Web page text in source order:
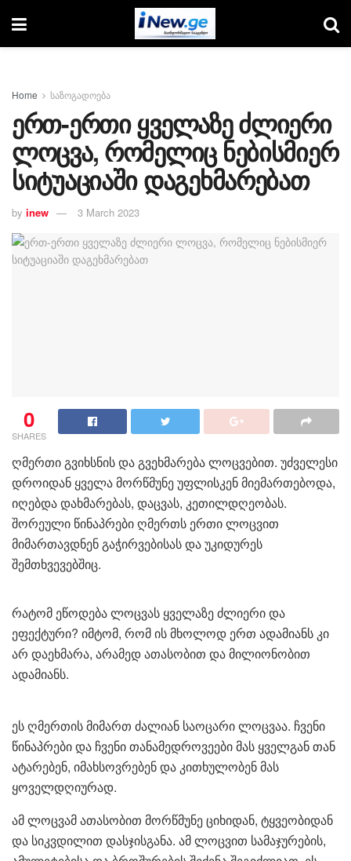
Home საზოგადოება
ერთ-ერთი ყველაზე ძლიერი
ლოცვა, რომელიც ნებისმიერ
სიტუაციაში დაგეხმარებათ
by inew 3 March 2023
0
SHARES
ღმერთი გვიხსნის და გვეხმარება ლოცვებით. უძველესი
დროიდან ყველა მორწმუნე უფლისკენ მიემართებოდა,
იღებდა დახმარებას, დაცვას, კეთილდღეობას.
შორეული წინაპრები ღმერთს ერთი ლოცვით
მიმართავდნენ გაჭირვებისას და უკიდურეს
შემთხვევებშიც.
რატომ ეწოდება ლოცვას ყველაზე ძლიერი და
ეფექტური? იმტომ, რომ ის მხოლოდ ერთ ადამიანს კი
არ დაეხმარა, არამედ ათასობით და მილიონობით
ადამიანს.
ეს ღმერთის მიმართ ძალიან საოცარი ლოცვაა. ჩვენი
წინაპრები და ჩვენი თანამედროვეები მას ყველგან თან
ატარებენ, იმახსოვრებენ და კითხულობენ მას
ყოველდღიურად.
ამ ლოცვამ ათასობით მორწმუნე ციხიდან, ტყვეობიდან
და სიკვდილით დასჯისგანა. ამ ლოცვით სამაჯურების,